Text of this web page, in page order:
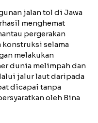
jalan tol di Jawa
menghemat
pergerakan
selama
melakukan
dunia melimpah dan
jalur laut daripada
dicapai tanpa
oleh Bina